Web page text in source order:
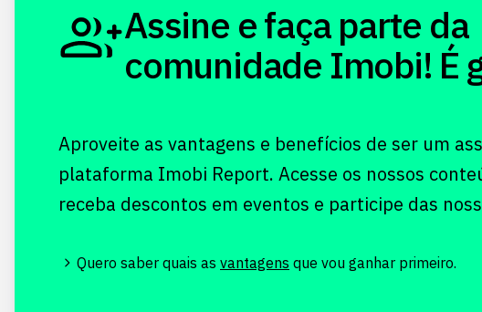
Assine e faça parte da
comunidade Imobi! É
Aproveite as vantagens e benefícios de ser um
plataforma Imobi Report. Acesse os nossos
receba descontos em eventos e participe das
Quero saber quais as vantagens que vou ganhar primeiro.